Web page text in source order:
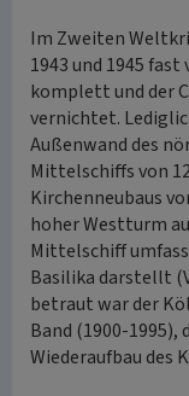
Im Zweiten
1943 und 1945
komplett und der
vernichtet.
Außenwand des
Mittelschiffs von
Kirchenneubaus
hoher Westturm
Mittelschiff
Basilika darstellt
betraut war der
Band (1900-1995),
Wiederaufbau des